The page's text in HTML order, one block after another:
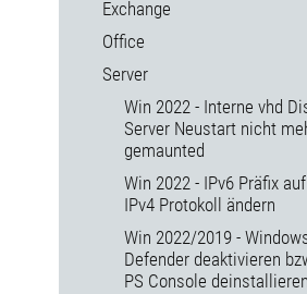
Exchange
Office
Server
Win 2022 - Interne vhd
Server Neustart nicht
gemaunted
Win 2022 - IPv6 Präfix
IPv4 Protokoll ändern
Win 2022/2019 -
Defender deaktivieren
PS Console deinstallieren